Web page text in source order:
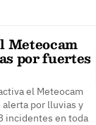
Meteocam
por fuertes
el Meteocam
por lluvias y
incidentes en toda